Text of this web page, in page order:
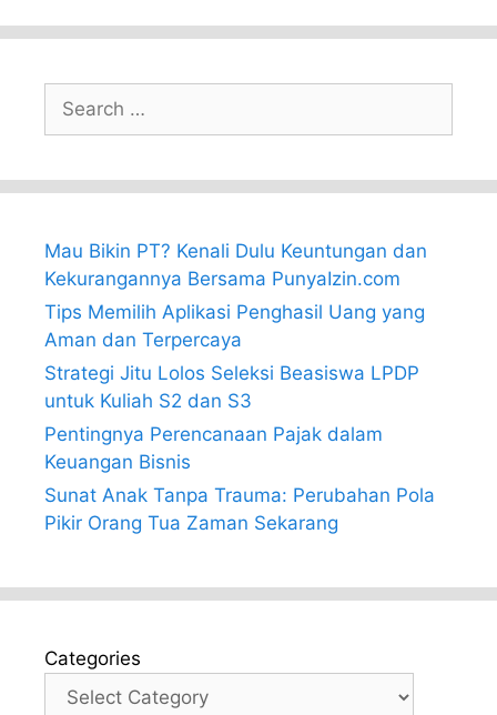
for:
Mau Bikin PT? Kenali Dulu Keuntungan dan
Kekurangannya Bersama PunyaIzin.com
Tips Memilih Aplikasi Penghasil Uang yang
Aman dan Terpercaya
Strategi Jitu Lolos Seleksi Beasiswa LPDP
untuk Kuliah S2 dan S3
Pentingnya Perencanaan Pajak dalam
Keuangan Bisnis
Sunat Anak Tanpa Trauma: Perubahan Pola
Pikir Orang Tua Zaman Sekarang
Categories